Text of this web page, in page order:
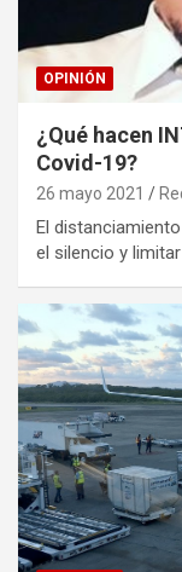
OPINIÓN
¿Qué hacen
Covid-19?
26 mayo 2021
El
el silencio y